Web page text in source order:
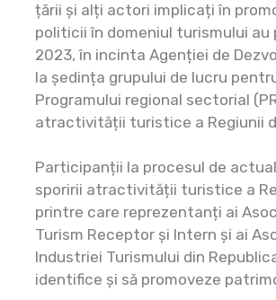
țării și alți actori implicați în
politicii în domeniul turismului
2023, în incinta Agenției de
la ședința grupului de lucru
Programului regional sectorial
atractivității turistice a Regiunii
Participanții la procesul de
sporirii atractivității turistice a
printre care reprezentanți ai
Turism Receptor și Intern și ai
Industriei Turismului din
identifice și să promoveze